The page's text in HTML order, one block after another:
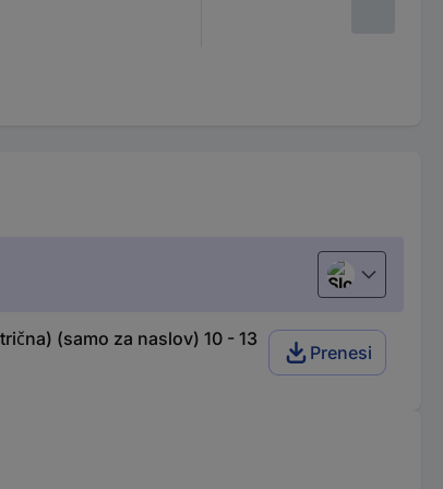
Slovenščina
(samo za naslov) 10 - 13
Prenesi